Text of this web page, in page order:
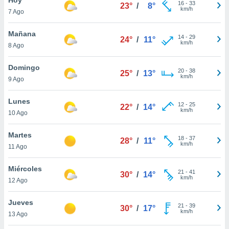
en
más
nuestra
de
cookies
aceptar
7 Ago
23° / 8° 16- 33
km/h
Mañana
8 Ago
24° / 11° 14- 29
km/h
Domingo
9 Ago
25° / 13° 20- 38
km/h
Lunes
10 Ago
22° / 14° 12- 25
km/h
Martes
11 Ago
28° / 11° 18- 37
km/h
Miércoles
12 Ago
30° / 14° 21 - 41
km/h
Jueves
13 Ago
30° / 17° 21 - 39
km/h